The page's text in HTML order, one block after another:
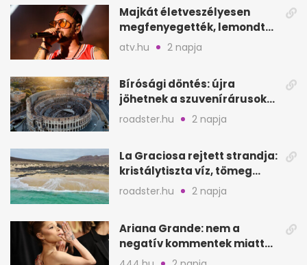
Majkát életveszélyesen
megfenyegették, lemondta
a sepsiszentgyörgyi
atv.hu 2 napja
Bírósági döntés: újra
jöhetnek a szuvenírárusok
Európa ikonikus helyére
roadster.hu 2 napja
La Graciosa rejtett strandja:
kristálytiszta víz, tömeg
nélkül
roadster.hu 2 napja
Ariana Grande: nem a
negatív kommentek miatt
vonul vissza